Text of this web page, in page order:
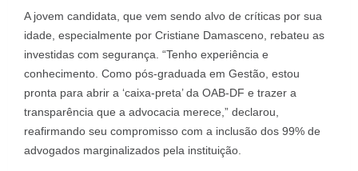
A jovem candidata, que vem sendo alvo de críticas por sua
idade, especialmente por Cristiane Damasceno, rebateu as
investidas com segurança. “Tenho experiência e
conhecimento. Como pós-graduada em Gestão, estou
pronta para abrir a ‘caixa-preta’ da OAB-DF e trazer a
transparência que a advocacia merece,” declarou,
reafirmando seu compromisso com a inclusão dos 99% de
advogados marginalizados pela instituição.